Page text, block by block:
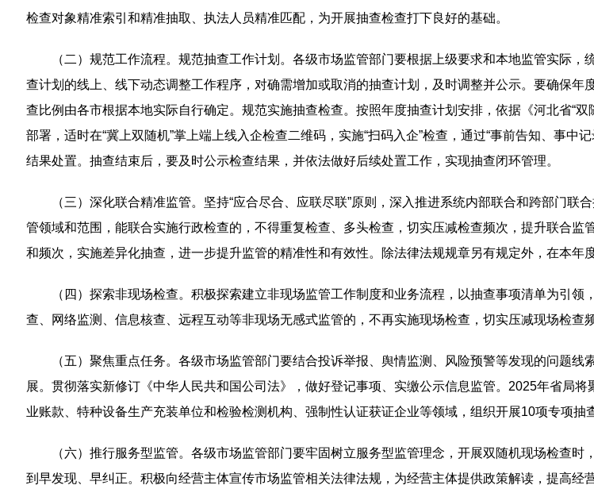
检查对象精准索引和精准抽取、执法人员精准匹配，为开展抽查检查打下良好的基础。
（二）规范工作流程。规范抽查工作计划。各级市场监管部门要根据上级要求和本地监管实际
查计划的线上、线下动态调整工作程序，对确需增加或取消的抽查计划，及时调整并公示。要确保
查比例由各市根据本地实际自行确定。规范实施抽查检查。按照年度抽查计划安排，依据《河北省“
部署，适时在“冀上双随机”掌上端上线入企检查二维码，实施“扫码入企”检查，通过“事前告知、事
结果处置。抽查结束后，要及时公示检查结果，并依法做好后续处置工作，实现抽查闭环管理。
（三）深化联合精准监管。坚持“应合尽合、应联尽联”原则，深入推进系统内部联合和跨部门
管领域和范围，能联合实施行政检查的，不得重复检查、多头检查，切实压减检查频次，提升联合
和频次，实施差异化抽查，进一步提升监管的精准性和有效性。除法律法规规章另有规定外，在本年
（四）探索非现场检查。积极探索建立非现场监管工作制度和业务流程，以抽查事项清单为引
查、网络监测、信息核查、远程互动等非现场无感式监管的，不再实施现场检查，切实压减现场检查
（五）聚焦重点任务。各级市场监管部门要结合投诉举报、舆情监测、风险预警等发现的问题
展。贯彻落实新修订《中华人民共和国公司法》，做好登记事项、实缴公示信息监管。2025年省局
业账款、特种设备生产充装单位和检验检测机构、强制性认证获证企业等领域，组织开展10项专项抽
（六）推行服务型监管。各级市场监管部门要牢固树立服务型监管理念，开展双随机现场检查
到早发现、早纠正。积极向经营主体宣传市场监管相关法律法规，为经营主体提供政策解读，提高